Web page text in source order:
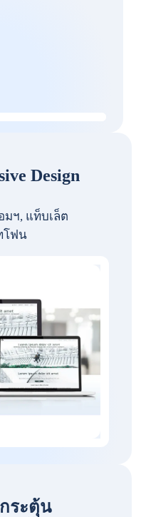
Design
มฯ, แท็บเล็ต
โฟน
ระตุ้น